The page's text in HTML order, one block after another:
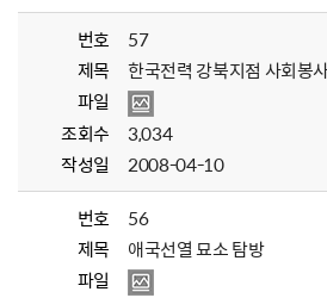
번호
57
제목
한국전력 강북지점 사회봉
파일
조회수
3,034
작성일
2008-04-10
번호
56
제목
애국선열 묘소 탐방
파일